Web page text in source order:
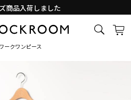
商品入荷しました
ークワンピース